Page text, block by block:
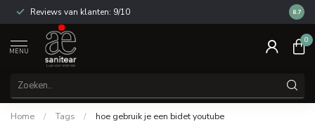
Reviews van klanten: 9/10 14
8.7
MENU
0
Home / Tags / hoe gebruik je een bidet youtube